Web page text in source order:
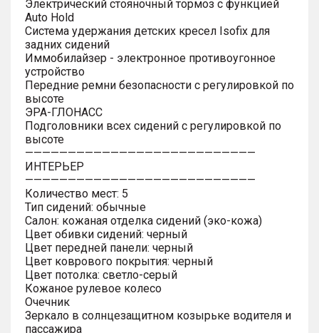
Электрический стояночный тормоз с функцией
Auto Hold
Система удержания детских кресел Isofix для
задних сидений
Иммобилайзер - электронное противоугонное
устройство
Передние ремни безопасности с регулировкой по
высоте
ЭРА-ГЛОНАСС
Подголовники всех сидений с регулировкой по
высоте
———————————————————————————
ИНТЕРЬЕР
———————————————————————————
Количество мест: 5
Тип сидений: обычные
Салон: кожаная отделка сидений (эко-кожа)
Цвет обивки сидений: черный
Цвет передней панели: черный
Цвет коврового покрытия: черный
Цвет потолка: светло-серый
Кожаное рулевое колесо
Очечник
Зеркало в солнцезащитном козырьке водителя и
пассажира